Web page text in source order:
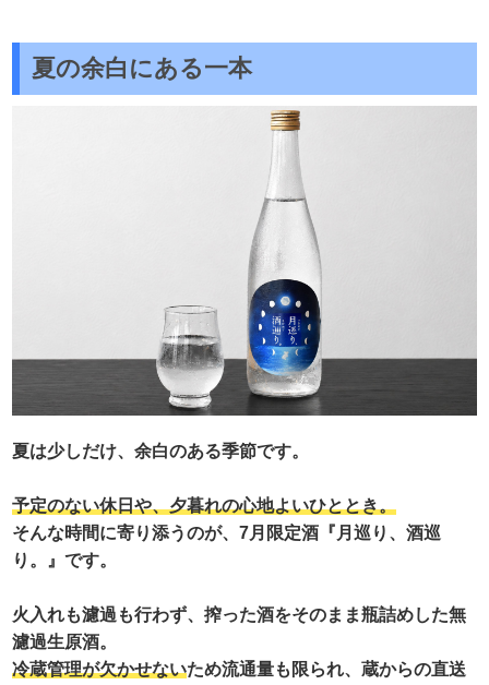
夏の余白にある一本
夏は少しだけ、余白のある季節です。
予定のない休日や、夕暮れの心地よいひととき。
そんな時間に寄り添うのが、7月限定酒『月巡り、酒巡
り。』です。
火入れも濾過も行わず、搾った酒をそのまま瓶詰めした無
濾過生原酒。
冷蔵管理が欠かせないため流通量も限られ、蔵からの直送